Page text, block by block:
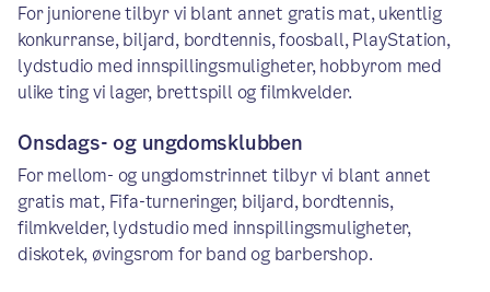
For juniorene tilbyr vi blant annet gratis mat, ukentlig
konkurranse, biljard, bordtennis, foosball, PlayStation,
lydstudio med innspillingsmuligheter, hobbyrom med
ulike ting vi lager, brettspill og filmkvelder.
Onsdags- og ungdomsklubben
For mellom- og ungdomstrinnet tilbyr vi blant annet
gratis mat, Fifa-turneringer, biljard, bordtennis,
filmkvelder, lydstudio med innspillingsmuligheter,
diskotek, øvingsrom for band og barbershop.